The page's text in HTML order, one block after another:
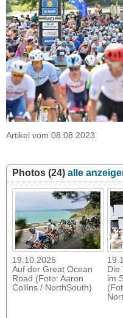
Artikel vom 08.08.2023
Photos (24) alle
19.10.2025
Auf der Great Ocean
Road (Foto: Aaron
Collins / NorthSouth)
Die
im